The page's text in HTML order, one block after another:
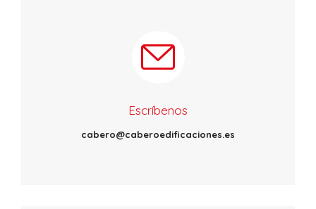
Escríbenos
cabero@caberoedificaciones.es